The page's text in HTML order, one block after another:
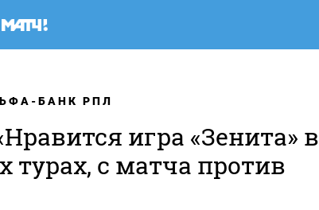
БАНК РПЛ
игра «Зенита» в
турах, с матча против